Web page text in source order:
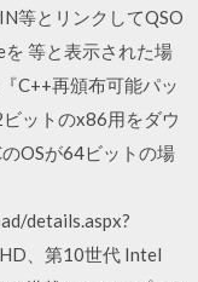
等とリンクしてQSO
等と表示された場
C++再頒布可能パッ
ットのx86用をダウ
OSが64ビットの場
details.aspx?
、第10世代 Intel